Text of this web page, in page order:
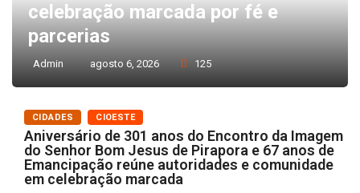
celebração marcada por fé e
parcerias
Admin agosto 6, 2026 125
CIDADES CIOESTE
Aniversário de 301 anos do Encontro da Imagem
do Senhor Bom Jesus de Pirapora e 67 anos de
Emancipação reúne autoridades e comunidade
em celebração marcada